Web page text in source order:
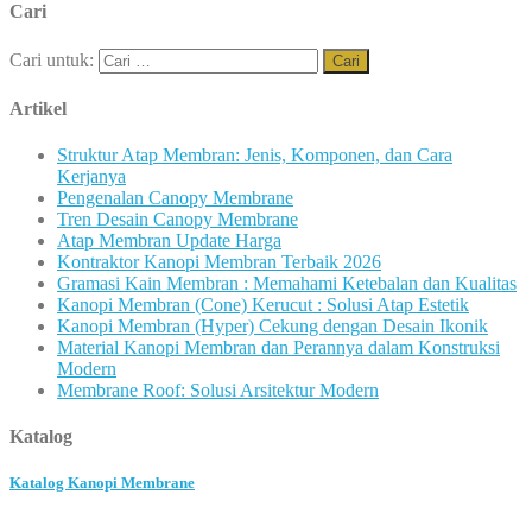
Cari
Cari untuk:
Artikel
Struktur Atap Membran: Jenis, Komponen, dan Cara
Kerjanya
Pengenalan Canopy Membrane
Tren Desain Canopy Membrane
Atap Membran Update Harga
Kontraktor Kanopi Membran Terbaik 2026
Gramasi Kain Membran : Memahami Ketebalan dan Kualitas
Kanopi Membran (Cone) Kerucut : Solusi Atap Estetik
Kanopi Membran (Hyper) Cekung dengan Desain Ikonik
Material Kanopi Membran dan Perannya dalam Konstruksi
Modern
Membrane Roof: Solusi Arsitektur Modern
Katalog
Katalog Kanopi Membrane